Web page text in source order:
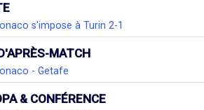
s'impose à Turin 2-1
MATCH
- Getafe
& CONFÉRENCE